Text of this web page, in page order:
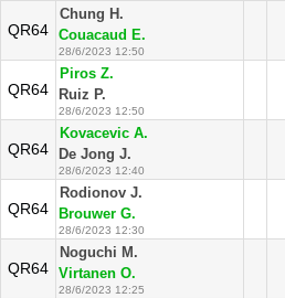
QR64
Chung H.
Couacaud E.
28/6/2023 12:50
QR64
Piros Z.
Ruiz P.
28/6/2023 12:50
QR64
Kovacevic A.
De Jong J.
28/6/2023 12:40
QR64
Rodionov J.
Brouwer G.
28/6/2023 12:30
QR64
Noguchi M.
Virtanen O.
28/6/2023 12:25